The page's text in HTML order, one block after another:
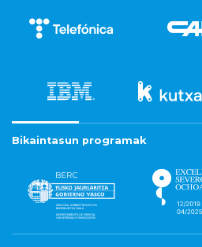
Bikaintasun programak